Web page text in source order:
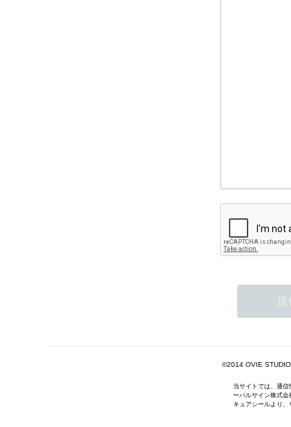
©2014 OVIE
当サイトでは、通
ーバルサイン株式会
キュアシールより、